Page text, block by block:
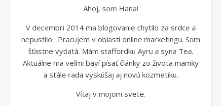
Ahoj, som Hana!
V decembri 2014 ma blogovanie chytilo za srdce a
nepustilo. Pracujem v oblasti online marketingu. Som
šťastne vydatá. Mám staffordku Ayru a syna Tea.
Aktuálne ma veľmi baví písať články zo života mamky
a stále rada vyskúšaj aj novú kozmetiku.
Vítaj v mojom svete.